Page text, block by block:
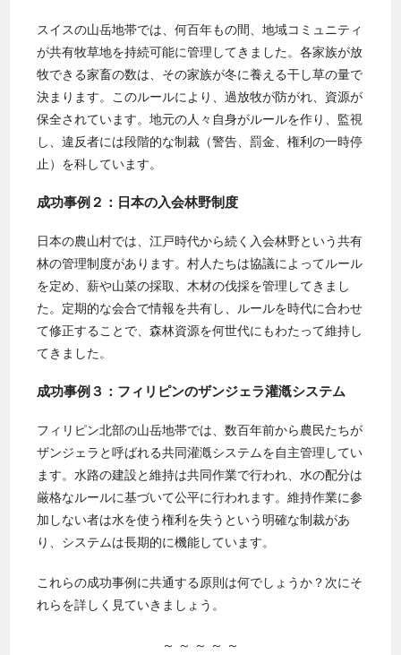
スイスの山岳地帯では、何百年もの間、地域コミュニティ
が共有牧草地を持続可能に管理してきました。各家族が放
牧できる家畜の数は、その家族が冬に養える干し草の量で
決まります。このルールにより、過放牧が防がれ、資源が
保全されています。地元の人々自身がルールを作り、監視
し、違反者には段階的な制裁（警告、罰金、権利の一時停
止）を科しています。
成功事例２：日本の入会林野制度
日本の農山村では、江戸時代から続く入会林野という共有
林の管理制度があります。村人たちは協議によってルール
を定め、薪や山菜の採取、木材の伐採を管理してきまし
た。定期的な会合で情報を共有し、ルールを時代に合わせ
て修正することで、森林資源を何世代にもわたって維持し
てきました。
成功事例３：フィリピンのザンジェラ灌漑システム
フィリピン北部の山岳地帯では、数百年前から農民たちが
ザンジェラと呼ばれる共同灌漑システムを自主管理してい
ます。水路の建設と維持は共同作業で行われ、水の配分は
厳格なルールに基づいて公平に行われます。維持作業に参
加しない者は水を使う権利を失うという明確な制裁があ
り、システムは長期的に機能しています。
これらの成功事例に共通する原則は何でしょうか？次にそ
れらを詳しく見ていきましょう。
～ ～ ～ ～ ～